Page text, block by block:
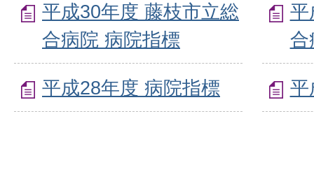
平成30年度 藤枝市立総
合病院 病院指標
平
合
平成28年度 病院指標 平